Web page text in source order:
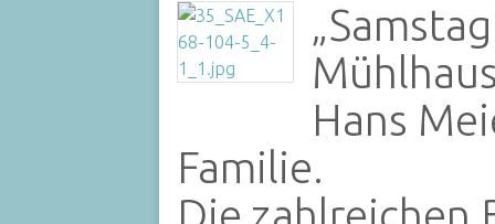
Hans
Familie.